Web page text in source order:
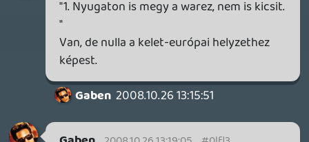
2. A "Mi is nagyon szeretnénk" mondat
mögött meg szvsz az van, hogy szeretnék
(ez nekik is jó, és nekünk gamereknek is
persze), de egyszerűen a petíciók, eladási
adatok elég gyengék - fejlődés itthon ide
vagy oda -, és kár is pedálozni a felsőbb
vezetőségnél - egyenlőre legalábbis. Ha
néhány év múlva is ilyen tempóban
fejlődünk, akkor meg már szerintem
semmi akadálya.